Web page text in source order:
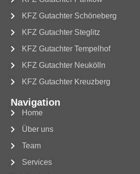
KFZ Gutachter Schöneberg
KFZ Gutachter Steglitz
KFZ Gutachter Tempelhof
KFZ Gutachter Neukölln
KFZ Gutachter Kreuzberg
Navigation
Home
Über uns
Team
Services